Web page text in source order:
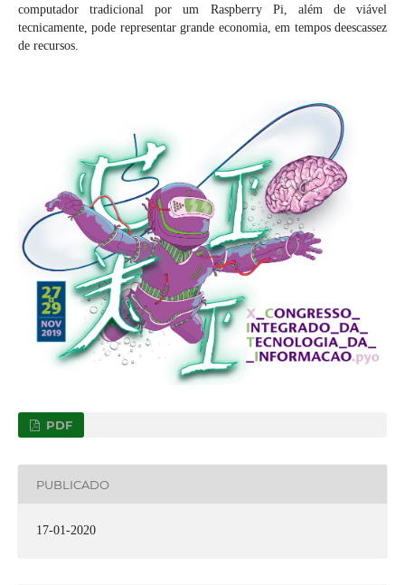
computador tradicional por um Raspberry Pi, além de viável
tecnicamente, pode representar grande economia, em tempos deescassez
de recursos.
PDF
PUBLICADO
17-01-2020